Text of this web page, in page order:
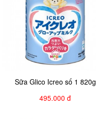
Sữa Glico Icreo số 1 820g
495.000 đ